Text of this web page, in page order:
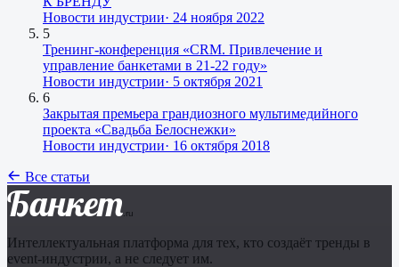
Новости индустрии· 24 ноября 2022
5
Тренинг-конференция «CRM. Привлечение и
управление банкетами в 21-22 году»
Новости индустрии· 5 октября 2021
6
Закрытая премьера грандиозного мультимедийного
проекта «Свадьба Белоснежки»
Новости индустрии· 16 октября 2018
Все статьи
Банкет .ru
Интеллектуальная платформа для тех, кто создаёт тренды в
event-индустрии, а не следует им.